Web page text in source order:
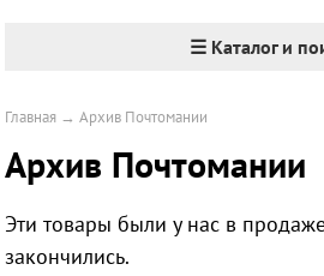
☰ Каталог и
Главная →Архив Почтомании
Архив Почтомании
Эти товары были у нас в
закончились.